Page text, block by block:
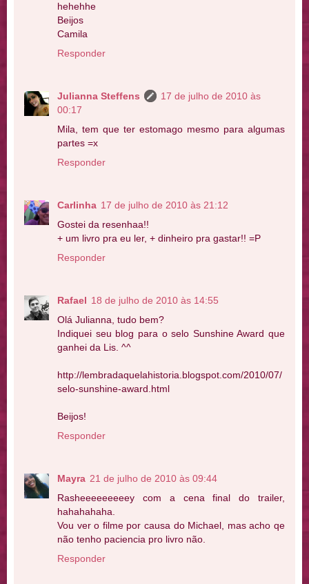
hehehhe
Beijos
Camila
Responder
Julianna Steffens
17 de julho de 2010 às
00:17
Mila, tem que ter estomago mesmo para algumas
partes =x
Responder
Carlinha 17 de julho de 2010 às 21:12
Gostei da resenhaa!!
+ um livro pra eu ler, + dinheiro pra gastar!! =P
Responder
Rafael 18 de julho de 2010 às 14:55
Olá Julianna, tudo bem?
Indiquei seu blog para o selo Sunshine Award que
ganhei da Lis. ^^
http://lembradaquelahistoria.blogspot.com/2010/07/
selo-sunshine-award.html
Beijos!
Responder
Mayra 21 de julho de 2010 às 09:44
Rasheeeeeeeeey com a cena final do trailer,
hahahahaha.
Vou ver o filme por causa do Michael, mas acho qe
não tenho paciencia pro livro não.
Responder